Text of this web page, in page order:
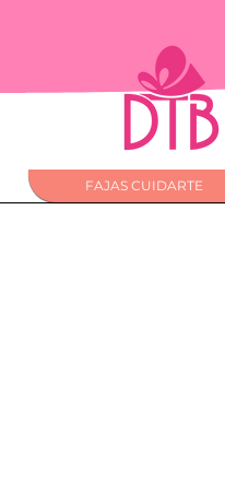
FAJAS CUIDARTE